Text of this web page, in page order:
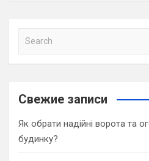
a
c
Свежие записи
Як обрати надійні ворота та
будинку?